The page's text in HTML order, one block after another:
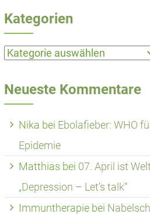
Kategorien
Kategorien
Neueste Kommentare
Nika bei Ebolafieber: WHO
Epidemie
Matthias bei 07. April ist
„Depression – Let’s talk“
Immuntherapiebei